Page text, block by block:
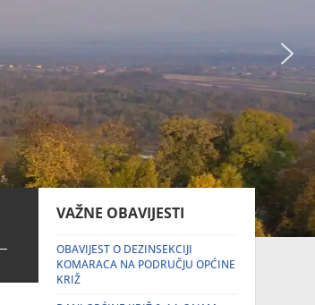
VAŽNE OBAVIJESTI
OBAVIJEST O DEZINSEKCIJI
KOMARACA NA PODRUČJU OPĆINE
KRIŽ